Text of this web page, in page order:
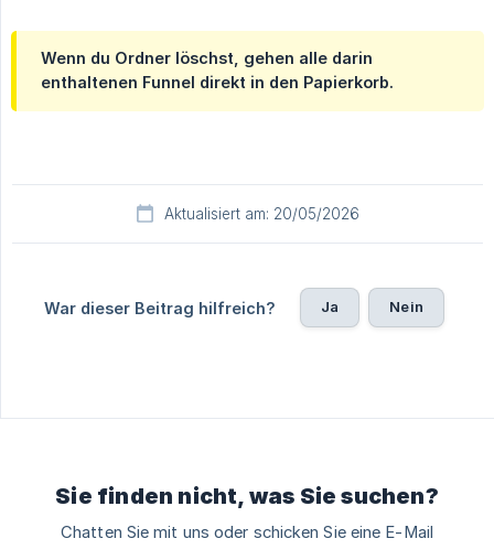
Wenn du Ordner löschst, gehen alle darin
enthaltenen Funnel direkt in den Papierkorb.
Aktualisiert am: 20/05/2026
War dieser Beitrag hilfreich? Ja Nein
Sie finden nicht, was Sie suchen?
Chatten Sie mit uns oder schicken Sie eine E-Mail